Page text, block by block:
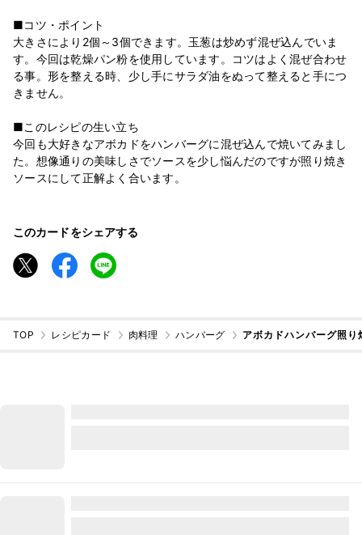
■コツ・ポイント
大きさにより2個～3個できます。玉葱は炒めず混ぜ込んでいま
す。今回は乾燥パン粉を使用しています。コツはよく混ぜ合わせ
る事。形を整える時、少し手にサラダ油をぬって整えると手につ
きません。
■このレシピの生い立ち
今回も大好きなアボカドをハンバーグに混ぜ込んで焼いてみまし
た。想像通りの美味しさでソースを少し悩んだのですが照り焼き
ソースにして正解よく合います。
このカードをシェアする
TOP レシピカード 肉料理 ハンバーグ アボカドハンバーグ照り